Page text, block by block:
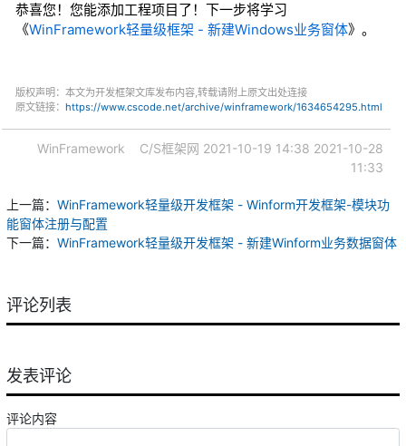
恭喜您！您能添加工程项目了！下一步将学习
《WinFramework轻量级框架 - 新建Windows业务窗体》。
版权声明：本文为开发框架文库发布内容,转载请附上原文出处连接
原文链接： https://www.cscode.net/archive/winframework/1634654295.html
WinFramework C/S框架网 2021-10-19 14:38 2021-10-28
11:33
上一篇： WinFramework轻量级开发框架 - Winform开发框架-模块功
能窗体注册与配置
下一篇： WinFramework轻量级开发框架 - 新建Winform业务数据窗体
评论列表
发表评论
评论内容